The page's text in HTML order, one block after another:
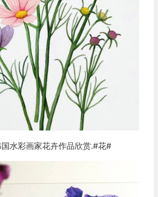
水彩画家花卉作品欣赏.#花#